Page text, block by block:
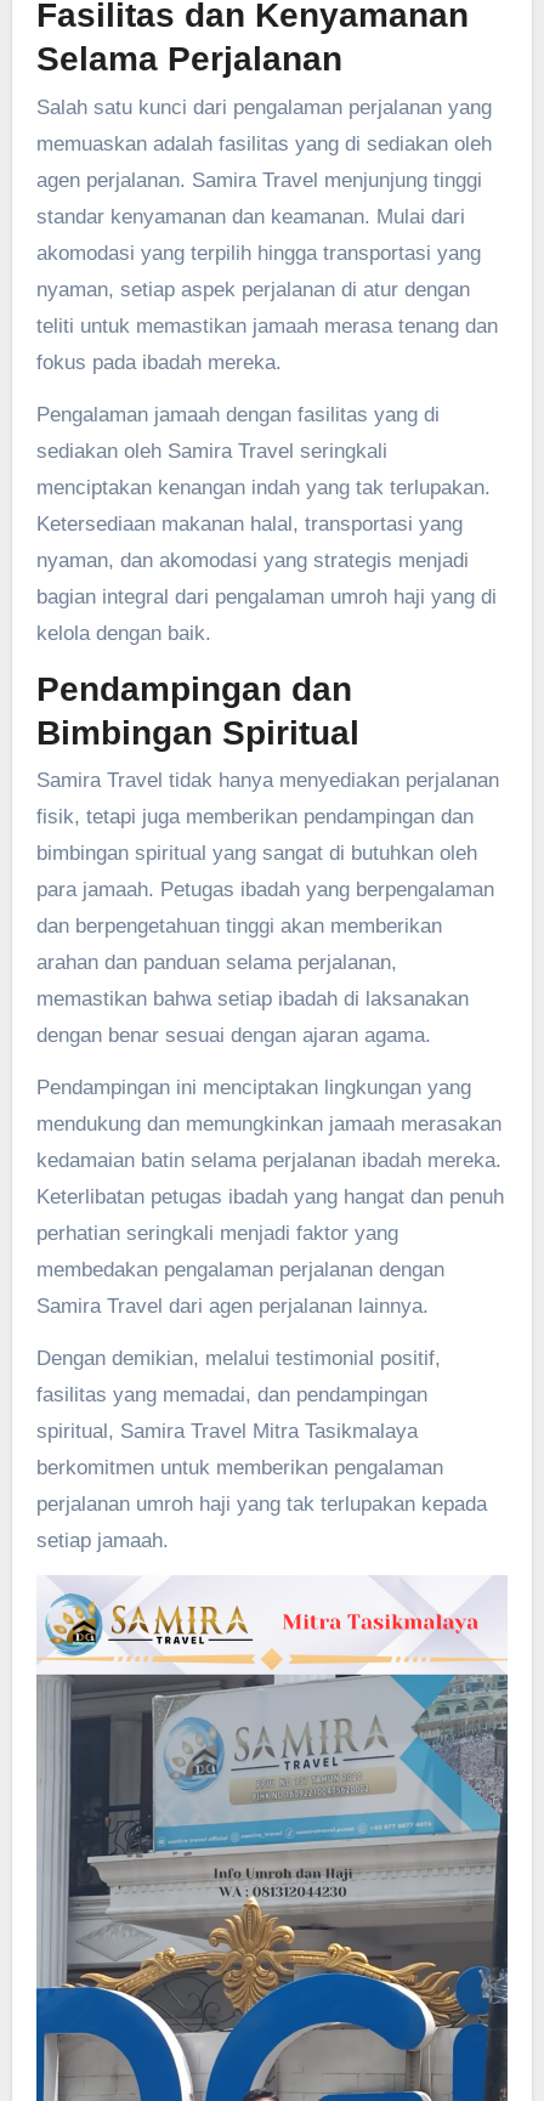
Fasilitas dan Kenyamanan
Selama Perjalanan
Salah satu kunci dari pengalaman perjalanan yang
memuaskan adalah fasilitas yang di sediakan oleh
agen perjalanan. Samira Travel menjunjung tinggi
standar kenyamanan dan keamanan. Mulai dari
akomodasi yang terpilih hingga transportasi yang
nyaman, setiap aspek perjalanan di atur dengan
teliti untuk memastikan jamaah merasa tenang dan
fokus pada ibadah mereka.
Pengalaman jamaah dengan fasilitas yang di
sediakan oleh Samira Travel seringkali
menciptakan kenangan indah yang tak terlupakan.
Ketersediaan makanan halal, transportasi yang
nyaman, dan akomodasi yang strategis menjadi
bagian integral dari pengalaman umroh haji yang di
kelola dengan baik.
Pendampingan dan
Bimbingan Spiritual
Samira Travel tidak hanya menyediakan perjalanan
fisik, tetapi juga memberikan pendampingan dan
bimbingan spiritual yang sangat di butuhkan oleh
para jamaah. Petugas ibadah yang berpengalaman
dan berpengetahuan tinggi akan memberikan
arahan dan panduan selama perjalanan,
memastikan bahwa setiap ibadah di laksanakan
dengan benar sesuai dengan ajaran agama.
Pendampingan ini menciptakan lingkungan yang
mendukung dan memungkinkan jamaah merasakan
kedamaian batin selama perjalanan ibadah mereka.
Keterlibatan petugas ibadah yang hangat dan penuh
perhatian seringkali menjadi faktor yang
membedakan pengalaman perjalanan dengan
Samira Travel dari agen perjalanan lainnya.
Dengan demikian, melalui testimonial positif,
fasilitas yang memadai, dan pendampingan
spiritual, Samira Travel Mitra Tasikmalaya
berkomitmen untuk memberikan pengalaman
perjalanan umroh haji yang tak terlupakan kepada
setiap jamaah.